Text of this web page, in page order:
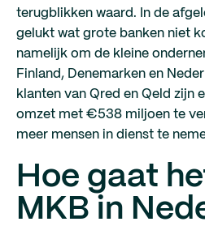
terugblikken waard. In de
gelukt wat grote banken niet
namelijk om de kleine
Finland, Denemarken en
klanten van Qred en Qeld zijn
omzet met €538 miljoen te
meer mensen in dienst te
Hoe gaat
MKB in